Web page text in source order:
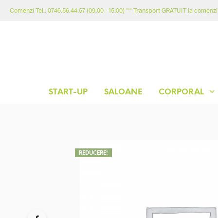
Comenzi Tel.: 0746.56.44.57 (09:00 - 15:00) *** Transport GRATUIT la
START-UP SALOANE CORPORAL
REDUCERE!